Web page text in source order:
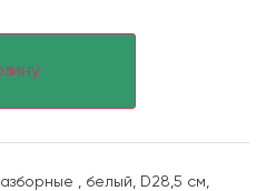
, белый, D28,5 см,